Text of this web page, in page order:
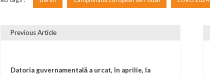
Previous Article
Datoria guvernamentală a urcat, în aprilie, la